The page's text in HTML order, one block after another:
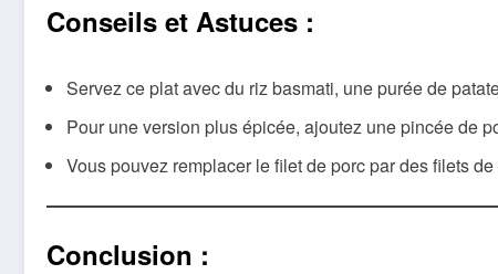
Conseils et Astuces :
Servez ce plat avec du riz basmati, une purée de
Pour une version plus épicée, ajoutez une pincée de
Vous pouvez remplacer le filet de porc par des filets
Conclusion :